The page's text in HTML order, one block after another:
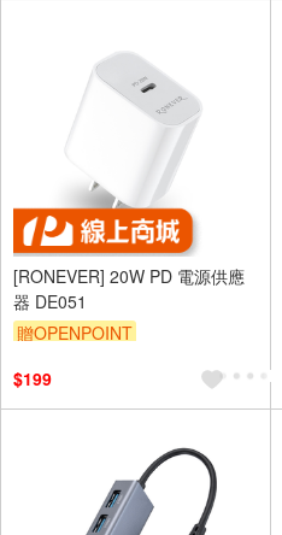
[RONEVER] 20W PD 電源供應
器 DE051
贈OPENPOINT
$199